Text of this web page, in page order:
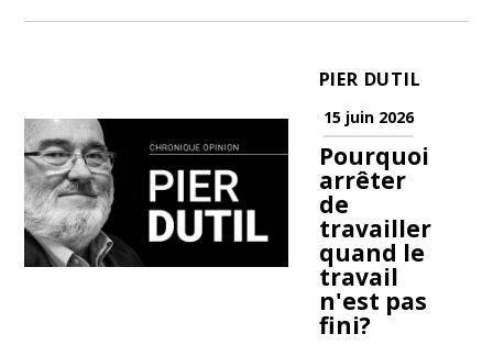
PIER DUTIL
15 juin 2026
Pourquoi
arrêter
de
travailler
quand le
travail
n'est pas
fini?